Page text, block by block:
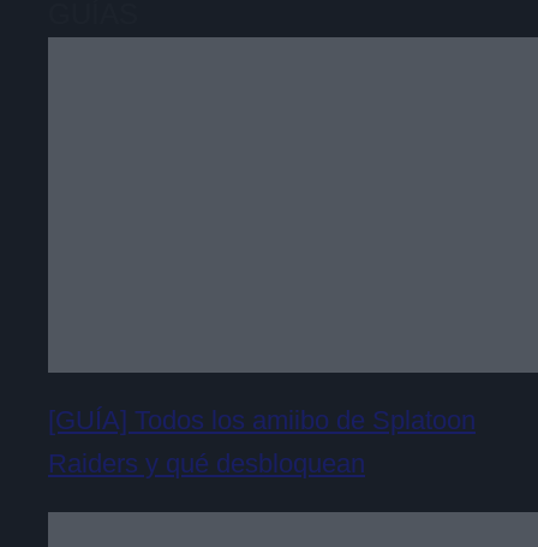
[GUÍA] Todos los amiibo de Splatoon
Raiders y qué desbloquean